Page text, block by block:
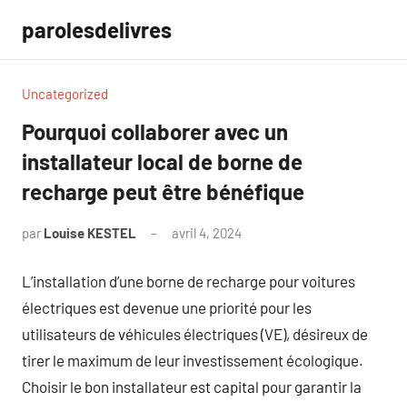
contenu
parolesdelivres
Uncategorized
Pourquoi collaborer avec un
installateur local de borne de
recharge peut être bénéfique
par Louise KESTEL avril 4, 2024
L’installation d’une borne de recharge pour voitures
électriques est devenue une priorité pour les
utilisateurs de véhicules électriques (VE), désireux de
tirer le maximum de leur investissement écologique.
Choisir le bon installateur est capital pour garantir la